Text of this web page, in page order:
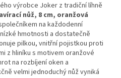
výrobce Joker z tradiční líhně
nůž, 8 cm, oranžová
na každodenní
hmotnosti a dostatečně
pilkou, vnitřní pojistkou proti
z hliníku s motivem oranžové
na rozbíjení oken a
velmi jednoduchý nůž vyniká